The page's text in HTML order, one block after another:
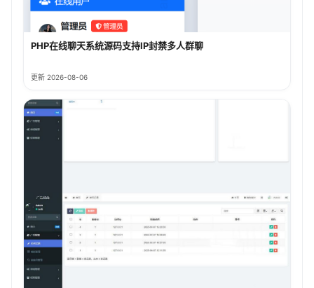
PHP在线聊天系统源码支持IP封禁多人群聊
更新 2026-08-06